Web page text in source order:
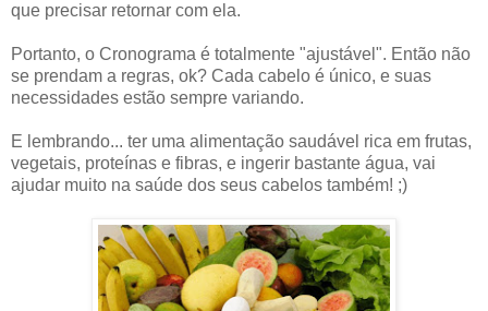
que precisar retornar com ela.
Portanto, o Cronograma é totalmente "ajustável". Então não
se prendam a regras, ok? Cada cabelo é único, e suas
necessidades estão sempre variando.
E lembrando... ter uma alimentação saudável rica em frutas,
vegetais, proteínas e fibras, e ingerir bastante água, vai
ajudar muito na saúde dos seus cabelos também! ;)